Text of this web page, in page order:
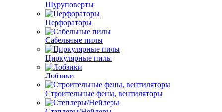
Шуруповерты
Перфораторы
Сабельные пилы
Циркулярные пилы
Лобзики
Строительные фены, вентиляторы